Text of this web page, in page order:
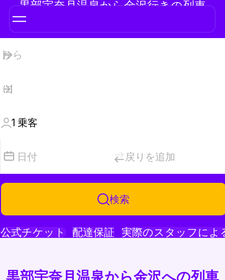
黒部宇奈月温泉から金沢行きの列車
1 乗客
日付 戻りを追加
検索
公式チケット 配達保証 実際のスタッフによ
黒部宇奈月温泉から金沢への列車